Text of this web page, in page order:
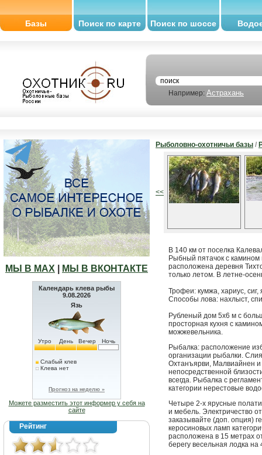
Базы Поиск по карте Поиск по шоссе
Например: Астрахань
МЫ В МАХ МЫ В ВКОНТАКТЕ
Календарь клева рыбы
9.08.2026
Язь
Утро День Вечер Ночь
Слабый клев
Клева нет
Прогноз на неделю »
Можете разместить этот информер у себя на
сайте
Рейтинг
Рыболовно-охотничьи базы /
<<
В 140 км от поселка
Рыбный пятачок с камином
расположена деревня
только летом. В летне-
Трофеи: кумжа, хариус, сиг,
Способы лова: нахлыст,
Рубленый дом 5х6 м с
просторная кухня с
можжевельника.
Рыбалка: расположение
организации рыбалки.
Охтанъярви, Малвиайнен
непосредственной
всегда. Рыбалка с
категории нерестовые
Четыре 2-х ярусные
и мебель. Электричество
заказывайте (доп. опция)
керосиновых ламп
расположена в 15 метрах
берегу весельная лодка на